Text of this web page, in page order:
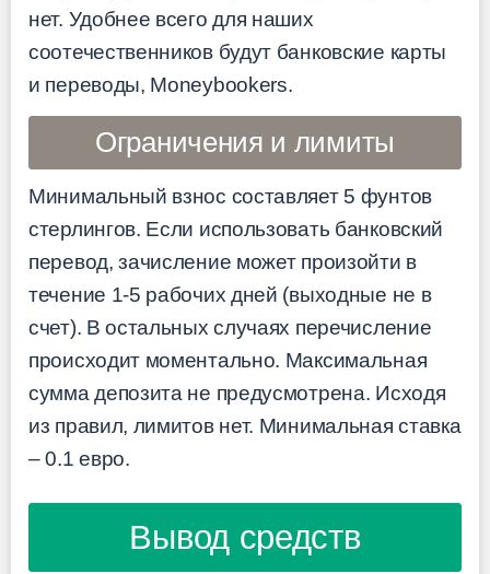
нет. Удобнее всего для наших
соотечественников будут банковские карты
и переводы, Moneybookers.
Ограничения и лимиты
Минимальный взнос составляет 5 фунтов
стерлингов. Если использовать банковский
перевод, зачисление может произойти в
течение 1-5 рабочих дней (выходные не в
счет). В остальных случаях перечисление
происходит моментально. Максимальная
сумма депозита не предусмотрена. Исходя
из правил, лимитов нет. Минимальная ставка
– 0.1 евро.
Вывод средств